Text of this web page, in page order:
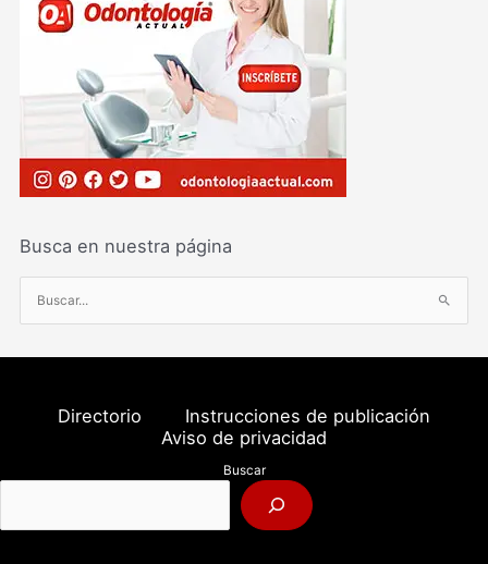
Busca en nuestra página
u
s
o
:
Directorio
Instrucciones de publicación
Aviso de privacidad
Buscar